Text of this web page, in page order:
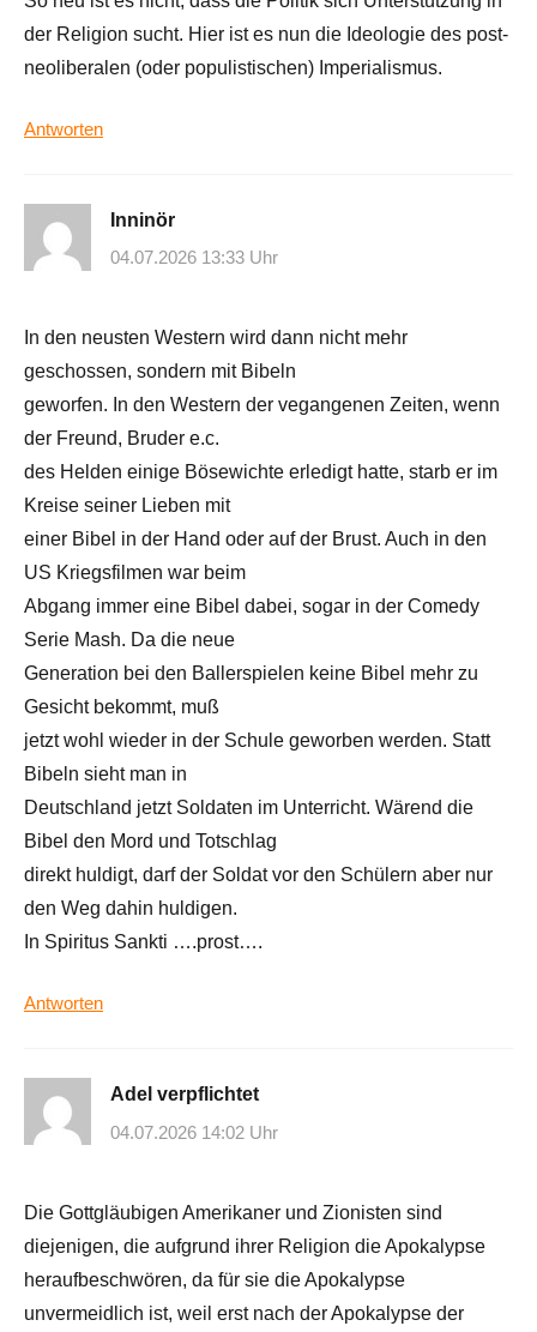
der Religion sucht. Hier ist es nun die Ideologie des post-
neoliberalen (oder populistischen) Imperialismus.
Antworten
Inninör
04.07.2026 13:33 Uhr
In den neusten Western wird dann nicht mehr
geschossen, sondern mit Bibeln
geworfen. In den Western der vegangenen Zeiten, wenn
der Freund, Bruder e.c.
des Helden einige Bösewichte erledigt hatte, starb er im
Kreise seiner Lieben mit
einer Bibel in der Hand oder auf der Brust. Auch in den
US Kriegsfilmen war beim
Abgang immer eine Bibel dabei, sogar in der Comedy
Serie Mash. Da die neue
Generation bei den Ballerspielen keine Bibel mehr zu
Gesicht bekommt, muß
jetzt wohl wieder in der Schule geworben werden. Statt
Bibeln sieht man in
Deutschland jetzt Soldaten im Unterricht. Wärend die
Bibel den Mord und Totschlag
direkt huldigt, darf der Soldat vor den Schülern aber nur
den Weg dahin huldigen.
In Spiritus Sankti ….prost….
Antworten
Adel verpflichtet
04.07.2026 14:02 Uhr
Die Gottgläubigen Amerikaner und Zionisten sind
diejenigen, die aufgrund ihrer Religion die Apokalypse
heraufbeschwören, da für sie die Apokalypse
unvermeidlich ist, weil erst nach der Apokalypse der